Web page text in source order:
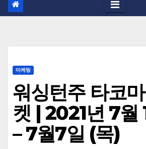
마케팅
워싱턴주 타코
켓 | 2021년 7월
– 7월7일 (목)